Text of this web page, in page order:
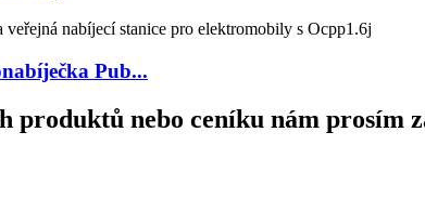
Pub...
nebo ceníku nám prosím